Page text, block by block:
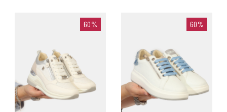
60% 60%